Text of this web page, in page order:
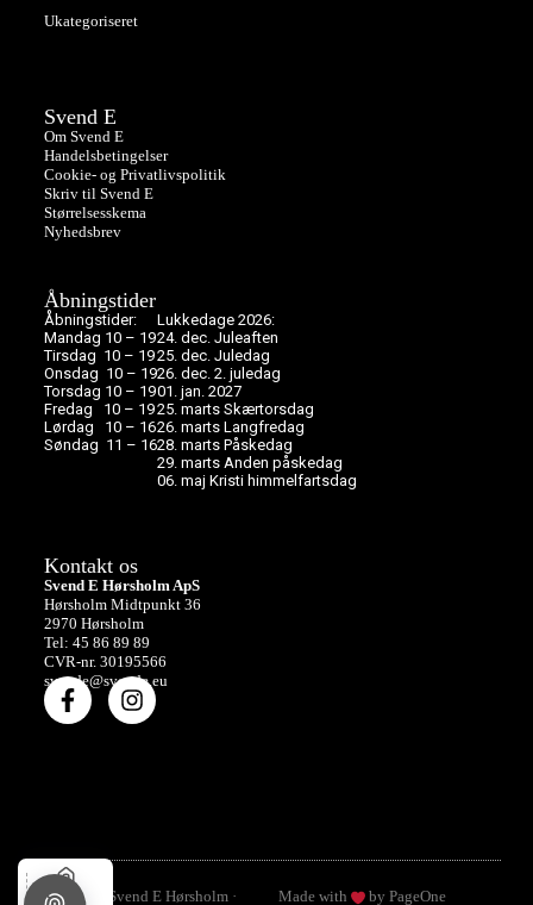
Ukategoriseret
Svend E
Om Svend E
Handelsbetingelser
Cookie- og Privatlivspolitik
Skriv til Svend E
Størrelsesskema
Nyhedsbrev
Åbningstider
Åbningstider:
Mandag 10 – 19
Tirsdag 10 – 19
Onsdag 10 – 19
Torsdag 10 – 19
Fredag 10 – 19
Lørdag 10 – 16
Søndag 11 – 16
Lukkedage 2026:
24. dec. Juleaften
25. dec. Juledag
26. dec. 2. juledag
01. jan. 2027
25. marts Skærtorsdag
26. marts Langfredag
28. marts Påskedag
29. marts Anden påskedag
06. maj Kristi himmelfartsdag
Kontakt os
Svend E Hørsholm ApS
Hørsholm Midtpunkt 36
2970 Hørsholm
Tel: 45 86 89 89
CVR-nr. 30195566
svende@svende.eu
© 2026 Svend E Hørsholm · Made with by PageOne